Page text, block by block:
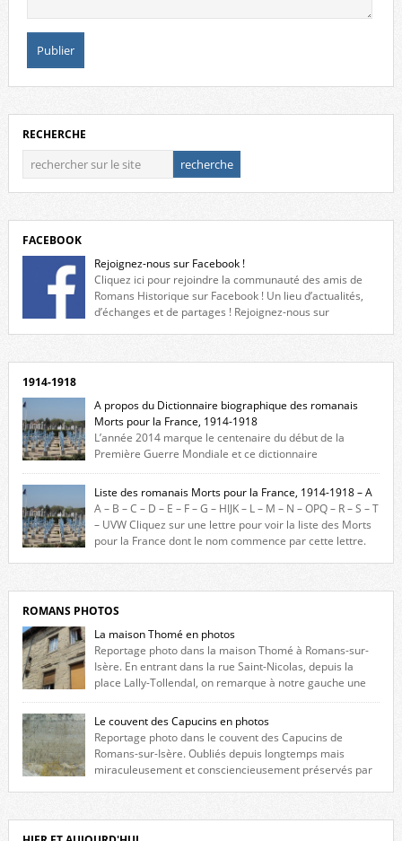
RECHERCHE
FACEBOOK
Rejoignez-nous sur Facebook !
Cliquez ici pour rejoindre la communauté des amis de
Romans Historique sur Facebook ! Un lieu d’actualités,
d’échanges et de partages ! Rejoignez-nous sur
1914-1918
A propos du Dictionnaire biographique des romanais
Morts pour la France, 1914-1918
L’année 2014 marque le centenaire du début de la
Première Guerre Mondiale et ce dictionnaire
biographique veut rendre hommage aux romanais Morts pour la
France durant ce conflit. La base de cette recherche historique est
constituée des noms gravés sur les plaques commémoratives de
l’Hôtel de Ville, du lycée du Dauphiné et du lycée Triboulet, […]
Liste des romanais Morts pour la France, 1914-1918 – A
A – B – C – D – E – F – G – HIJK – L – M – N – OPQ – R – S – T
– UVW Cliquez sur une lettre pour voir la liste des Morts
pour la France dont le nom commence par cette lettre.
ROMANS PHOTOS
La maison Thomé en photos
Reportage photo dans la maison Thomé à Romans-sur-
Isère. En entrant dans la rue Saint-Nicolas, depuis la
place Lally-Tollendal, on remarque à notre gauche une
maison construite au XVIè siècle. Les deux façades sont ornées de
fenêtres jumelles à meneaux. Entre ces deux étages, on peut voir une
niche qui contient une statue de la Vierge. […]
Le couvent des Capucins en photos
Reportage photo dans le couvent des Capucins de
Romans-sur-Isère. Oubliés depuis longtemps mais
miraculeusement et consciencieusement préservés par
l’histoire de la redécouverte de vestiges du couvent des Capucins ! Petit
retour sur l’histoire […]